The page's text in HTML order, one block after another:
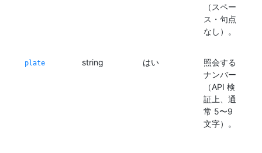
（スペー
ス・句点
なし）。
plate string はい
照会する
ナンバー
（API 検
証上、通
常 5〜9
文字）。